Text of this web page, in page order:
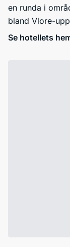
en runda i
bland Vlore-
Se hotellets